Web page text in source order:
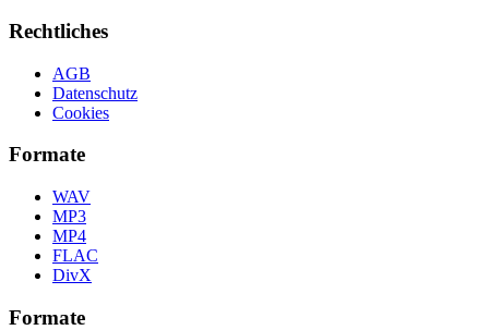
Rechtliches
AGB
Datenschutz
Cookies
Formate
WAV
MP3
MP4
FLAC
DivX
Formate